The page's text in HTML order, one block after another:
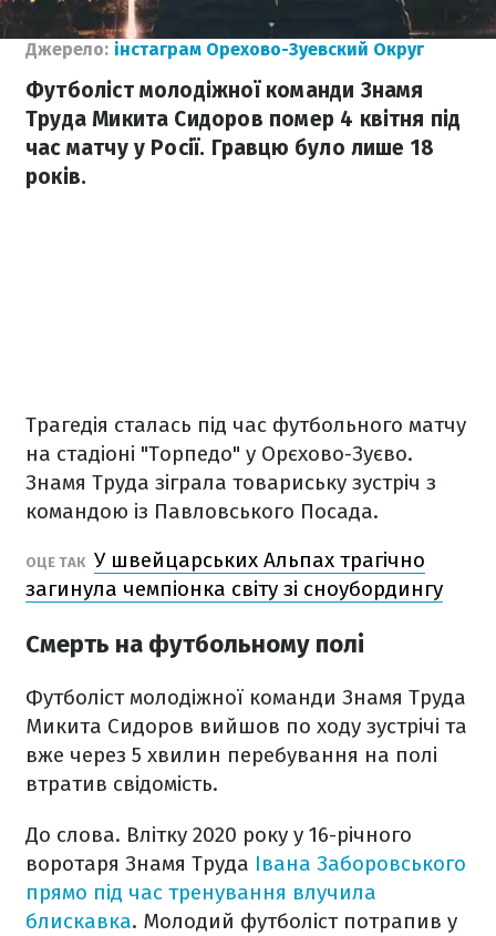
Джерело: інстаграм Орехово-Зуевский Округ
Футболіст молодіжної команди Знамя
Труда Микита Сидоров помер 4 квітня під
час матчу у Росії. Гравцю було лише 18
років.
Трагедія сталась під час футбольного матчу
на стадіоні "Торпедо" у Орєхово-Зуєво.
Знамя Труда зіграла товариську зустріч з
командою із Павловського Посада.
ОЦЕ ТАК У швейцарських Альпах трагічно
загинула чемпіонка світу зі сноубордингу
Смерть на футбольному полі
Футболіст молодіжної команди Знамя Труда
Микита Сидоров вийшов по ходу зустрічі та
вже через 5 хвилин перебування на полі
втратив свідомість.
До слова. Влітку 2020 року у 16-річного
воротаря Знамя Труда Івана Заборовського
прямо під час тренування влучила
блискавка. Молодий футболіст потрапив у